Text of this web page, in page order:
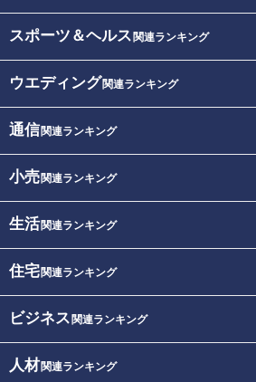
スポーツ＆ヘルス 関連ランキング
ウエディング関連ランキング
通信関連ランキング
小売関連ランキング
生活関連ランキング
住宅関連ランキング
ビジネス 関連ランキング
人材関連ランキング